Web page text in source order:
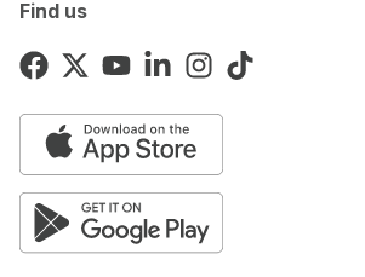
Find usNakon što je upisan u istoriju kao
istoj kategoriji.